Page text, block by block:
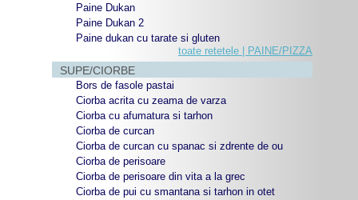
Paine Dukan
Paine Dukan 2
Paine dukan cu tarate si gluten
toate retetele | PAINE/PIZZA
SUPE/CIORBE
Bors de fasole pastai
Ciorba acrita cu zeama de varza
Ciorba cu afumatura si tarhon
Ciorba de curcan
Ciorba de curcan cu spanac si zdrente de ou
Ciorba de perisoare
Ciorba de perisoare din vita a la grec
Ciorba de pui cu smantana si tarhon in otet